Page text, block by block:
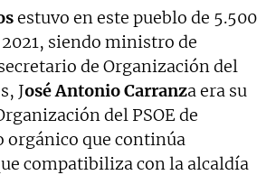
estuvo en este pueblo de 5.500
siendo ministro de
de Organización del
José Antonio Carranza era su
del PSOE de
orgánico que continúa
compatibiliza con la alcaldía